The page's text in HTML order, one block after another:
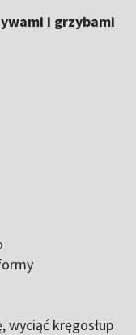
i grzybami
wyciąć kręgosłup